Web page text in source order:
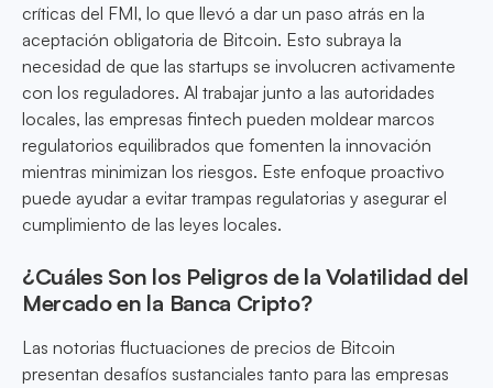
críticas del FMI, lo que llevó a dar un paso atrás en la
aceptación obligatoria de Bitcoin. Esto subraya la
necesidad de que las startups se involucren activamente
con los reguladores. Al trabajar junto a las autoridades
locales, las empresas fintech pueden moldear marcos
regulatorios equilibrados que fomenten la innovación
mientras minimizan los riesgos. Este enfoque proactivo
puede ayudar a evitar trampas regulatorias y asegurar el
cumplimiento de las leyes locales.
¿Cuáles Son los Peligros de la Volatilidad del
Mercado en la Banca Cripto?
Las notorias fluctuaciones de precios de Bitcoin
presentan desafíos sustanciales tanto para las empresas